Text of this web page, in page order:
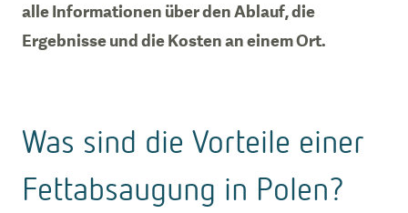
alle Informationen über den Ablauf, die
Ergebnisse und die Kosten an einem Ort.
Was sind die Vorteile einer
Fettabsaugung in Polen?